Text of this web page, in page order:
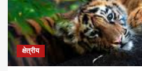
क्षेत्रीय